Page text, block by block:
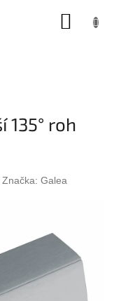
135° roh
Značka: Galea